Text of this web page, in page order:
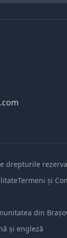
drepturile
Termeni și
din
și engleză